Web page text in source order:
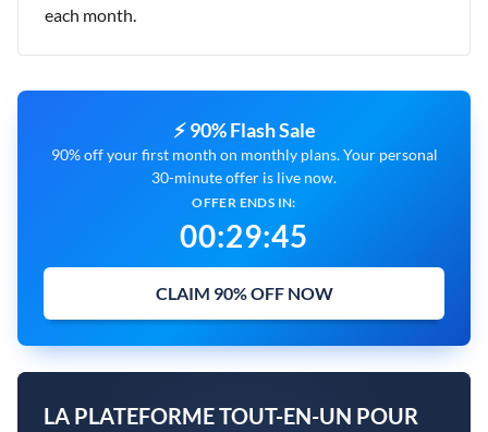
each month.
⚡ 90% Flash Sale
90% off your first month on monthly plans. Your personal
30-minute offer is live now.
OFFER ENDS IN:
00:29:43
CLAIM 90% OFF NOW
LA PLATEFORME TOUT-EN-UN POUR